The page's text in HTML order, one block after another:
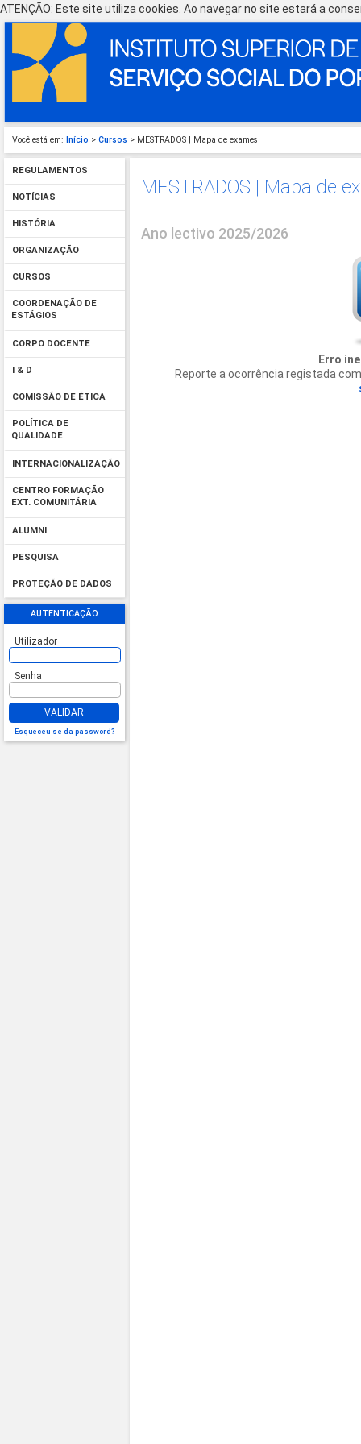
ATENÇÃO: Este site utiliza cookies. Ao navegar no site estará a
Você está em: Início > Cursos > MESTRADOS | Mapa de exames
REGULAMENTOS
NOTÍCIAS
HISTÓRIA
ORGANIZAÇÃO
CURSOS
COORDENAÇÃO DE
ESTÁGIOS
CORPO DOCENTE
I & D
COMISSÃO DE ÉTICA
POLÍTICA DE
QUALIDADE
INTERNACIONALIZAÇÃO
CENTRO FORMAÇÃO
EXT. COMUNITÁRIA
ALUMNI
PESQUISA
PROTEÇÃO DE DADOS
AUTENTICAÇÃO
Utilizador
Senha
VALIDAR
Esqueceu-se da password?
MESTRADOS | Mapa de
Ano lectivo 2025/2026
Erro
Reporte a ocorrência registada